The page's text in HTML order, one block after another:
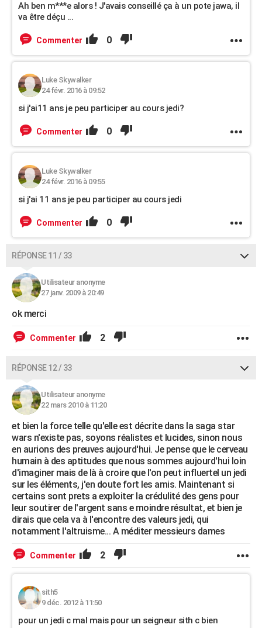
Ah ben m***e alors ! J'avais conseillé ça à un pote jawa, il
va être déçu ...
Commenter 0
Luke Skywalker
24 févr. 2016 à 09:52
si j'ai11 ans je peu participer au cours jedi?
Commenter 0
Luke Skywalker
24 févr. 2016 à 09:55
si j'ai 11 ans je peu participer au cours jedi
Commenter 0
RÉPONSE 11 / 33
Utilisateur anonyme
27 janv. 2009 à 20:49
ok merci
Commenter 2
RÉPONSE 12 / 33
Utilisateur anonyme
22 mars 2010 à 11:20
et bien la force telle qu'elle est décrite dans la saga star
wars n'existe pas, soyons réalistes et lucides, sinon nous
en aurions des preuves aujourd'hui. Je pense que le cerveau
humain à des aptitudes que nous sommes aujourd'hui loin
d'imaginer mais de là à croire que l'on peut influertel un jedi
sur les éléments, j'en doute fort les amis. Maintenant si
certains sont prets a exploiter la crédulité des gens pour
leur soutirer de l'argent sans e moindre résultat, et bien je
dirais que cela va à l'encontre des valeurs jedi, qui
notamment l'altruisme... A méditer messieurs dames
Commenter 2
sith5
9 déc. 2012 à 11:50
pour un jedi c mal mais pour un seigneur sith c bien